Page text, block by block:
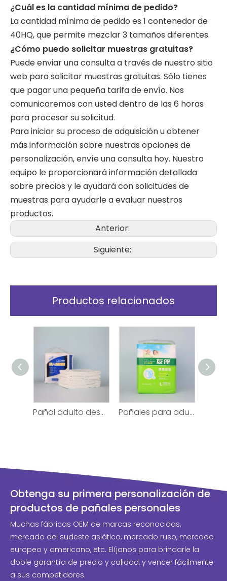
¿Cuál es la cantidad mínima de pedido?
La cantidad mínima de pedido es 1 contenedor de
40HQ, que permite mezclar 3 tamaños diferentes.
¿Cómo puedo solicitar muestras gratuitas?
Puede enviar una consulta a través de nuestro sitio
web para solicitar muestras gratuitas. Sólo tienes
que pagar una pequeña tarifa de envío. Nos
comunicaremos con usted dentro de las 6 horas
para procesar su solicitud.
Para iniciar su proceso de adquisición u obtener
más información sobre nuestras opciones de
personalización, envíe una consulta hoy. Nuestro
equipo le proporcionará información detallada
sobre precios y le ayudará con solicitudes de
muestras para ayudarle a evaluar nuestros
productos.
Anterior:
Siguiente:
Productos relacionados
Pañal adulto desechable certificado para incontinencia Pañales para adultos XXL Suministro al por mayor absorbente a granel
Obtenga su primera personalización de
productos de pañales personales
Muchas fábricas OEM de marcas reconocidas,
mercado del sudeste asiático, mercado ruso, mercado
europeo y americano, etc. Elíjanos para brindarle la
doble garantía de precio y calidad, y vencer fácilmente
a sus competidores.